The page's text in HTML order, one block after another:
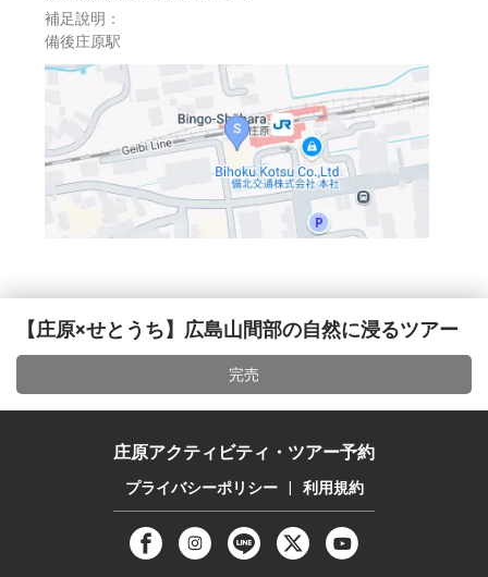
補足說明：
備後庄原駅
【庄原×せとうち】広島山間部の自然に浸るツアー
完売
庄原アクティビティ・ツアー予約
プライバシーポリシー 利用規約